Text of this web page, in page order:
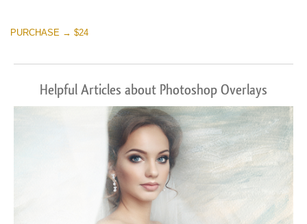
PURCHASE → $24
Helpful Articles about Photoshop Overlays